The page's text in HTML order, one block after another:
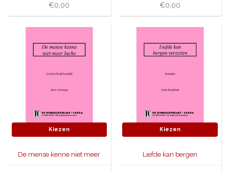
€0,00 €0,00
Kiezen
De mense kenne niet meer
Kiezen
Liefde kan bergen